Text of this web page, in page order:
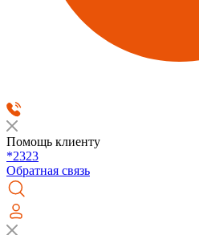
Помощь клиенту
*2323
Обратная связь